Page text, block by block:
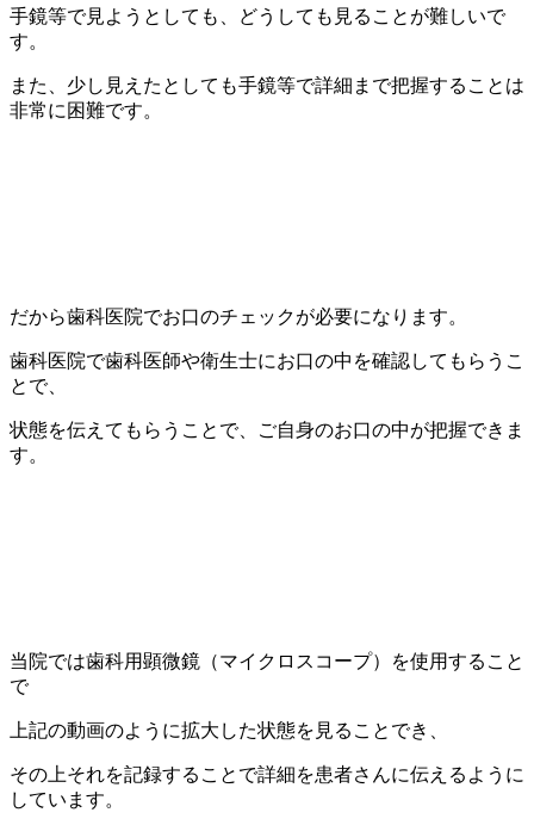
手鏡等で見ようとしても、どうしても見ることが難しいで
す。
また、少し見えたとしても手鏡等で詳細まで把握することは
非常に困難です。
だから歯科医院でお口のチェックが必要になります。
歯科医院で歯科医師や衛生士にお口の中を確認してもらうこ
とで、
状態を伝えてもらうことで、ご自身のお口の中が把握できま
す。
当院では歯科用顕微鏡（マイクロスコープ）を使用すること
で
上記の動画のように拡大した状態を見ることでき、
その上それを記録することで詳細を患者さんに伝えるように
しています。